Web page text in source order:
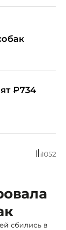
₽734
1052
сбились в